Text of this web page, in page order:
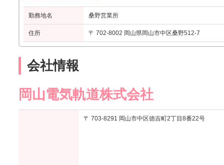
勤務地名 桑野営業所
住所 〒 702-8002 岡山県岡山市中区桑野512-7
会社情報
岡山電気軌道株式会社
〒 703-8291 岡山市中区徳吉町2丁目8番22号